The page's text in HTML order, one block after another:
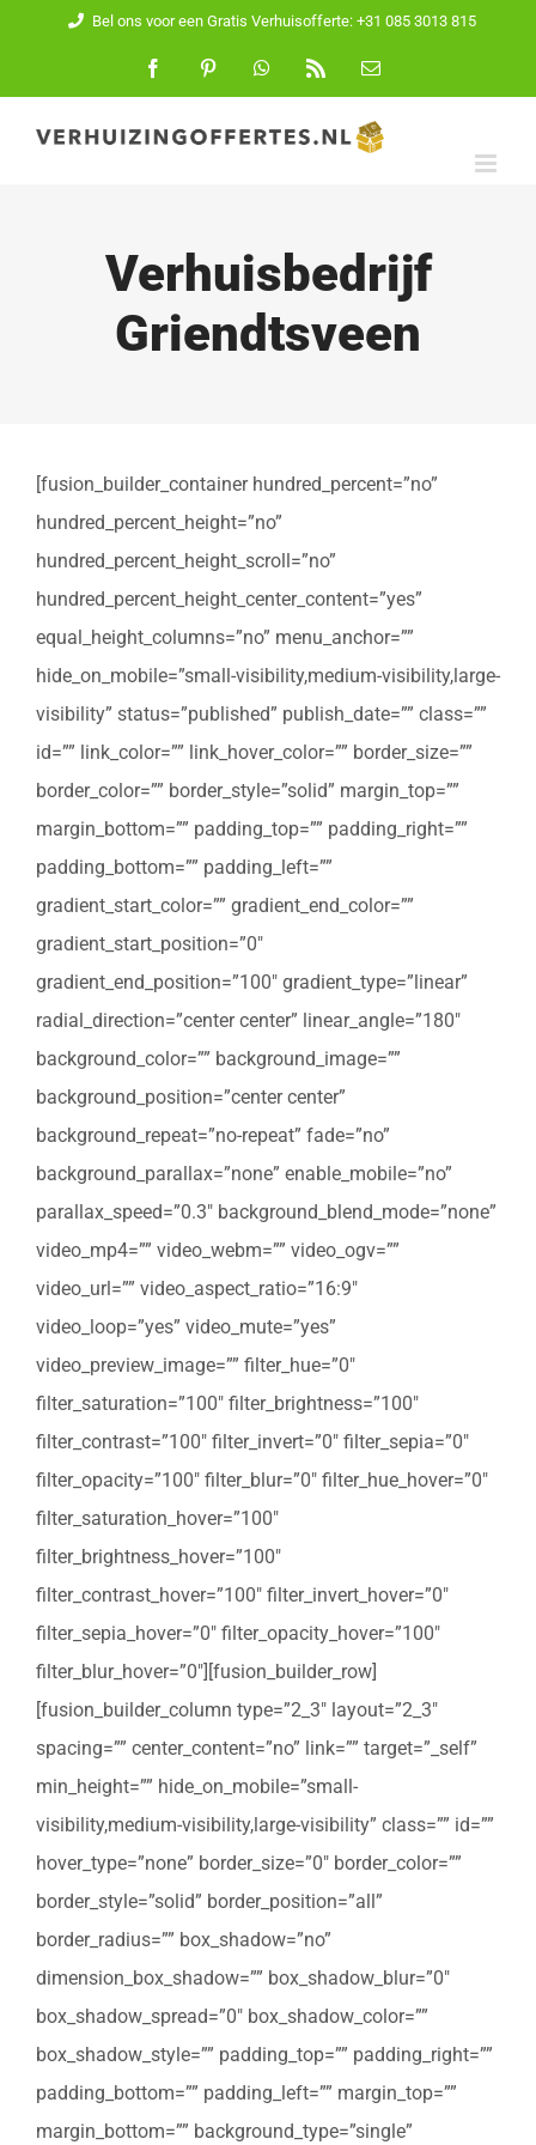
inhoud
Bel ons voor een Gratis Verhuisofferte: +31 085 3013 815
FacebookPinterest WhatsApp
E-
Verhuisbedrijf
Griendtsveen
[fusion_builder_container hundred_percent=”no”
hundred_percent_height=”no”
hundred_percent_height_scroll=”no”
hundred_percent_height_center_content=”yes”
equal_height_columns=”no” menu_anchor=””
hide_on_mobile=”small-visibility,medium-visibility,large-
visibility” status=”published” publish_date=”” class=””
id=”” link_color=”” link_hover_color=”” border_size=””
border_color=”” border_style=”solid” margin_top=””
margin_bottom=”” padding_top=”” padding_right=””
padding_bottom=”” padding_left=””
gradient_start_color=”” gradient_end_color=””
gradient_start_position=”0″
gradient_end_position=”100″ gradient_type=”linear”
radial_direction=”center center” linear_angle=”180″
background_color=”” background_image=””
background_position=”center center”
background_repeat=”no-repeat” fade=”no”
background_parallax=”none” enable_mobile=”no”
parallax_speed=”0.3″ background_blend_mode=”none”
video_mp4=”” video_webm=”” video_ogv=””
video_url=”” video_aspect_ratio=”16:9″
video_loop=”yes” video_mute=”yes”
video_preview_image=”” filter_hue=”0″
filter_saturation=”100″ filter_brightness=”100″
filter_contrast=”100″ filter_invert=”0″ filter_sepia=”0″
filter_opacity=”100″ filter_blur=”0″ filter_hue_hover=”0″
filter_saturation_hover=”100″
filter_brightness_hover=”100″
filter_contrast_hover=”100″ filter_invert_hover=”0″
filter_sepia_hover=”0″ filter_opacity_hover=”100″
filter_blur_hover=”0″][fusion_builder_row]
[fusion_builder_column type=”2_3″ layout=”2_3″
spacing=”” center_content=”no” link=”” target=”_self”
min_height=”” hide_on_mobile=”small-
visibility,medium-visibility,large-visibility” class=”” id=””
hover_type=”none” border_size=”0″ border_color=””
border_style=”solid” border_position=”all”
border_radius=”” box_shadow=”no”
dimension_box_shadow=”” box_shadow_blur=”0″
box_shadow_spread=”0″ box_shadow_color=””
box_shadow_style=”” padding_top=”” padding_right=””
padding_bottom=”” padding_left=”” margin_top=””
margin_bottom=”” background_type=”single”